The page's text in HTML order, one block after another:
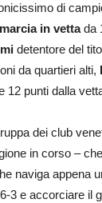
di
marcia in vettada
detentore del
da quartieri alti,
12 punti dalla
dei club
in corso –
naviga appena
3 e accorciare il